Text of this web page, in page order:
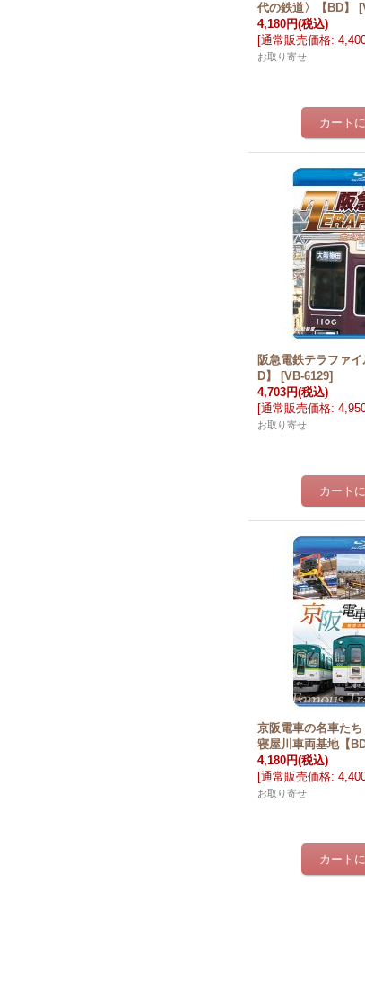
代の鉄道〉【BD】
[
4,180円(税込)
[通常販売価格:
お取り寄せ
阪急電鉄テラファ
D】
[VB-6129]
4,703円(税込)
[通常販売価格:
お取り寄せ
京阪電車の名車た
寝屋川車両基地【BD
4,180円(税込)
[通常販売価格:
お取り寄せ